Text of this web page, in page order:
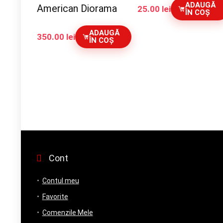
American Diorama
350.00 lei
ADAUGĂ
ÎN COȘ
25.00 lei
ADAUGĂ
ÎN COȘ
Cont
Contul meu
Favorite
Comenzile Mele